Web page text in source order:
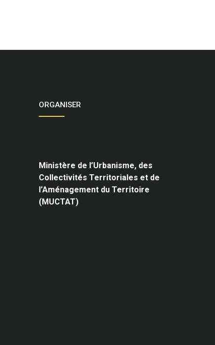
ORGANISER
Ministère de l’Urbanisme, des
Collectivités Territoriales et de
l’Aménagement du Territoire
(MUCTAT)